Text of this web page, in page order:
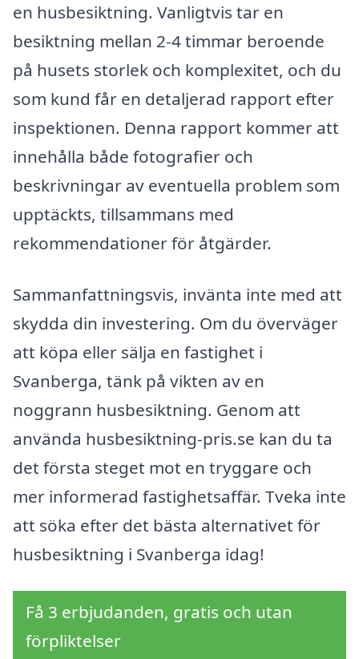
en husbesiktning. Vanligtvis tar en
besiktning mellan 2-4 timmar beroende
på husets storlek och komplexitet, och du
som kund får en detaljerad rapport efter
inspektionen. Denna rapport kommer att
innehålla både fotografier och
beskrivningar av eventuella problem som
upptäckts, tillsammans med
rekommendationer för åtgärder.
Sammanfattningsvis, invänta inte med att
skydda din investering. Om du överväger
att köpa eller sälja en fastighet i
Svanberga, tänk på vikten av en
noggrann husbesiktning. Genom att
använda husbesiktning-pris.se kan du ta
det första steget mot en tryggare och
mer informerad fastighetsaffär. Tveka inte
att söka efter det bästa alternativet för
husbesiktning i Svanberga idag!
Få 3 erbjudanden, gratis och utan
förpliktelser